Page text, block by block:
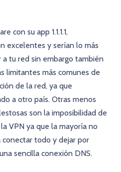
con su app 1.1.1.1,
excelentes y serían lo más
a tu red sin embargo también
limitantes más comunes de
de la red, ya que
a otro país. Otras menos
son la imposibilidad de
VPN ya que la mayoría no
conectar todo y dejar por
sencilla conexión DNS.